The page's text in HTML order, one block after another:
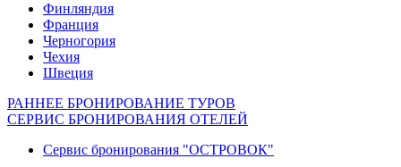
Финляндия
Франция
Черногория
Чехия
Швеция
РАННЕЕ БРОНИРОВАНИЕ ТУРОВ
СЕРВИС БРОНИРОВАНИЯ ОТЕЛЕЙ
Сервис бронирования "ОСТРОВОК"